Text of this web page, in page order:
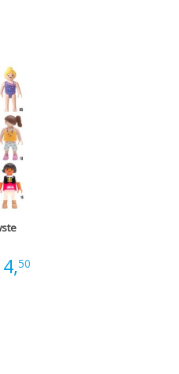
4,50Prijsklasse: